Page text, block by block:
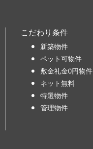
こだわり条件
新築物件
ペット可物件
敷金礼金0円物件
ネット無料
特選物件
管理物件